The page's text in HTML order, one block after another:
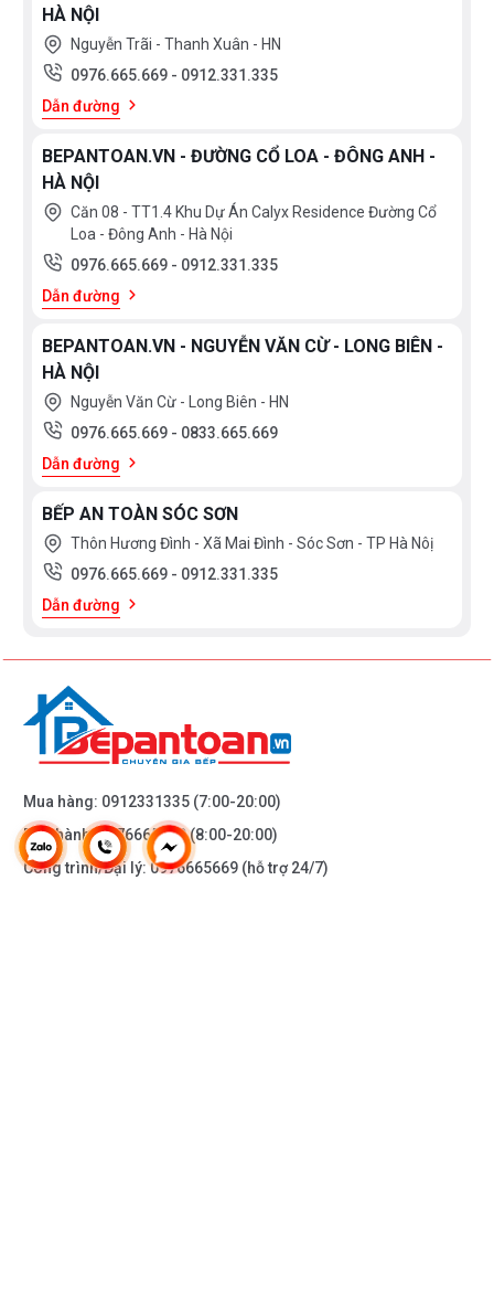
HÀ NỘI
Nguyễn Trãi - Thanh Xuân - HN
0976.665.669 - 0912.331.335
Dẫn đường
BEPANTOAN.VN - ĐƯỜNG CỔ LOA - ĐÔNG ANH -
HÀ NỘI
Căn 08 - TT1.4 Khu Dự Án Calyx Residence Đường Cổ
Loa - Đông Anh - Hà Nội
0976.665.669 - 0912.331.335
Dẫn đường
BEPANTOAN.VN - NGUYỄN VĂN CỪ - LONG BIÊN -
HÀ NỘI
Nguyễn Văn Cừ - Long Biên - HN
0976.665.669 - 0833.665.669
Dẫn đường
BẾP AN TOÀN SÓC SƠN
Thôn Hương Đình - Xã Mai Đình - Sóc Sơn - TP Hà Nôị
0976.665.669 - 0912.331.335
Dẫn đường
Mua hàng: 0912331335 (7:00-20:00)
Bảo hành:0976665669(8:00-20:00)
Công trình/Đại lý:0976665669 (hỗ trợ 24/7)